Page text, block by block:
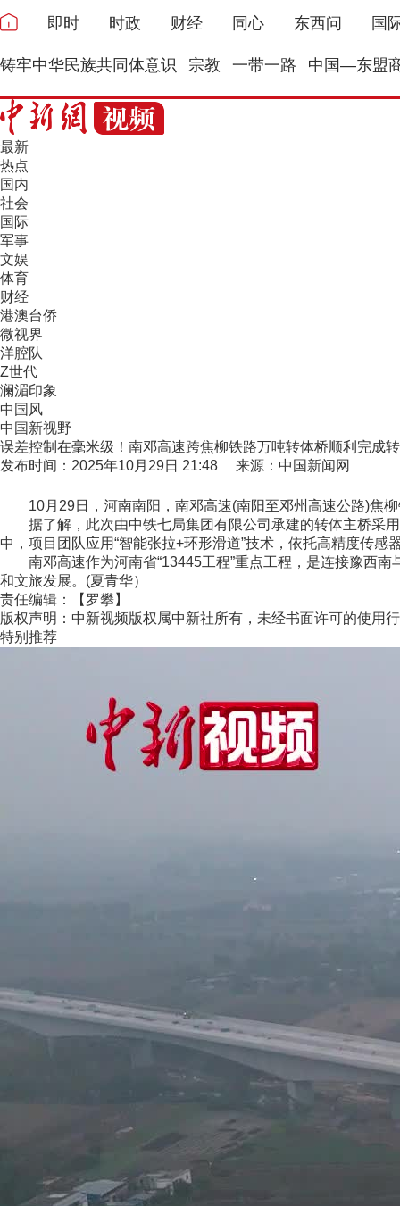
即时 时政 财经 同心 东西问 国
铸牢中华民族共同体意识 宗教 一带一路 中国—东盟
最新
热点
国内
社会
国际
军事
文娱
体育
财经
港澳台侨
微视界
洋腔队
Z世代
澜湄印象
中国风
中国新视野
误差控制在毫米级！南邓高速跨焦柳铁路万吨转体桥顺利完成
发布时间：2025年10月29日 21:48 来源：中国新闻网
10月29日，河南南阳，南邓高速(南阳至邓州高速公路)焦柳
据了解，此次由中铁七局集团有限公司承建的转体主桥采用
中，项目团队应用“智能张拉+环形滑道”技术，依托高精度传
南邓高速作为河南省“13445工程”重点工程，是连接豫西南
和文旅发展。(夏青华）
责任编辑：【罗攀】
版权声明：中新视频版权属中新社所有，未经书面许可的使用
特别推荐